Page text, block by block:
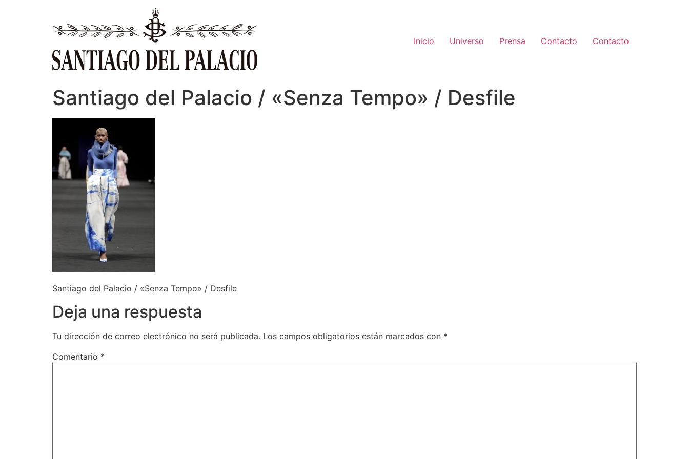
Inicio
Universo Prensa Contacto Contacto
Santiago del Palacio / «Senza Tempo» / Desfile
Santiago del Palacio / «Senza Tempo» / Desfile
Deja una respuesta
Tu dirección de correo electrónico no será publicada. Los campos obligatorios están marcados con *
Comentario *